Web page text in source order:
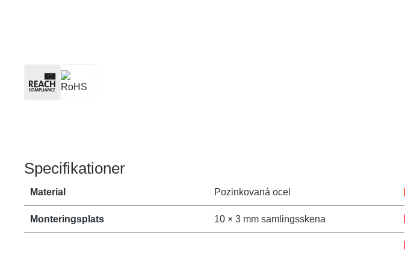
Specifikationer
Material Pozinkovaná ocel
Monteringsplats 10 × 3 mm samlingsskena